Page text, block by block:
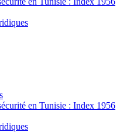
en Tunisie : Index 1956